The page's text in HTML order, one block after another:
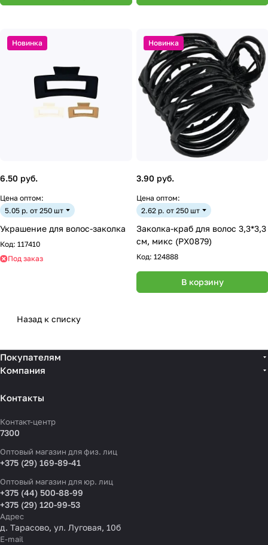
Новинка
6.50 руб.
Цена оптом:
5.05 р. от 250 шт
Украшение для волос-заколка
Код: 117410
Под заказ
Новинка
3.90 руб.
Цена оптом:
2.62 р. от 250 шт
Заколка-краб для волос 3,3*3,3
см, микс (PX0879)
Код: 124888
В корзину
Назад к списку
Покупателям
Компания
Контакты
Контакт-центр
7300
Оптовый магазин для физ. лиц
+375 (29) 169-89-41
Оптовый магазин для юр. лиц
+375 (44) 500-88-99
+375 (29) 120-99-53
Адрес
д. Тарасово, ул. Луговая, 10б
E-mail